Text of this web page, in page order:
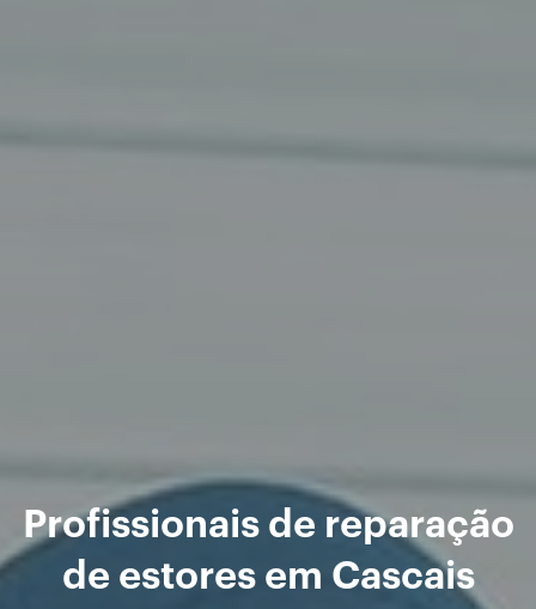
Profissionais de reparação
de estores em Cascais